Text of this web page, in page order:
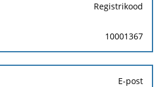
Registrikood
10001367
E-post